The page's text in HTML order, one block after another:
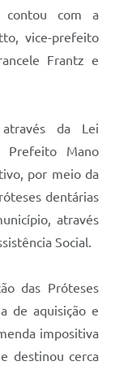
contou com a
vice-prefeito
Frantz e
da Lei
Prefeito Mano
por meio da
dentárias
através
Social.
das Próteses
de aquisição e
impositiva
destinou cerca